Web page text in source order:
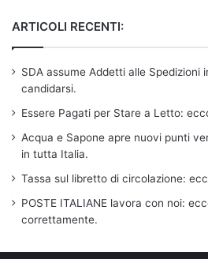
ARTICOLI RECENTI:
SDA assume Addetti alle Spedizioni
candidarsi.
Essere Pagati per Stare a Letto:
Acqua e Sapone apre nuovi punti
in tutta Italia.
Tassa sul libretto di circolazione:
POSTE ITALIANE lavora con noi:
correttamente.